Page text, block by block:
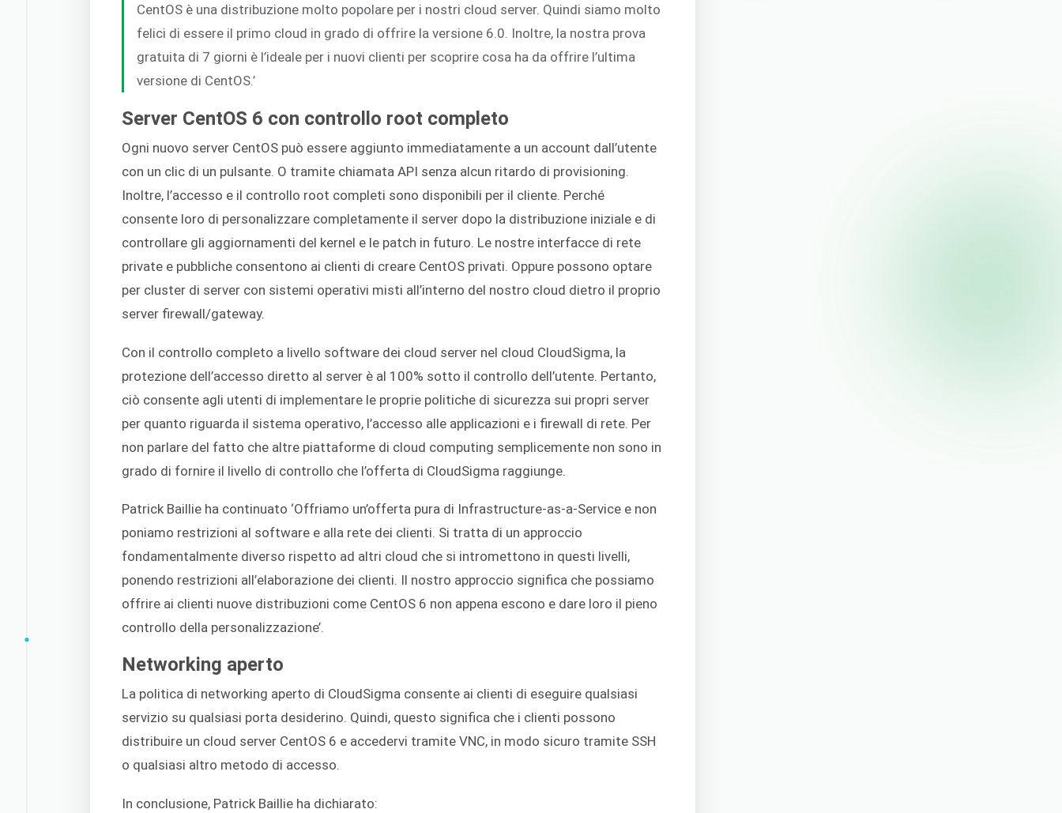
CentOS è una distribuzione molto popolare per i nostri cloud server. Quindi siamo molto
felici di essere il primo cloud in grado di offrire la versione 6.0. Inoltre, la nostra prova
gratuita di 7 giorni è l’ideale per i nuovi clienti per scoprire cosa ha da offrire l’ultima
versione di CentOS.’
Server CentOS 6 con controllo root completo
Ogni nuovo server CentOS può essere aggiunto immediatamente a un account dall’utente
con un clic di un pulsante. O tramite chiamata API senza alcun ritardo di provisioning.
Inoltre, l’accesso e il controllo root completi sono disponibili per il cliente. Perché
consente loro di personalizzare completamente il server dopo la distribuzione iniziale e di
controllare gli aggiornamenti del kernel e le patch in futuro. Le nostre interfacce di rete
private e pubbliche consentono ai clienti di creare CentOS privati. Oppure possono optare
per cluster di server con sistemi operativi misti all’interno del nostro cloud dietro il proprio
server firewall/gateway.
Con il controllo completo a livello software dei cloud server nel cloud CloudSigma, la
protezione dell’accesso diretto al server è al 100% sotto il controllo dell’utente. Pertanto,
ciò consente agli utenti di implementare le proprie politiche di sicurezza sui propri server
per quanto riguarda il sistema operativo, l’accesso alle applicazioni e i firewall di rete. Per
non parlare del fatto che altre piattaforme di cloud computing semplicemente non sono in
grado di fornire il livello di controllo che l’offerta di CloudSigma raggiunge.
Patrick Baillie ha continuato ‘Offriamo un’offerta pura di Infrastructure-as-a-Service e non
poniamo restrizioni al software e alla rete dei clienti. Si tratta di un approccio
fondamentalmente diverso rispetto ad altri cloud che si intromettono in questi livelli,
ponendo restrizioni all’elaborazione dei clienti. Il nostro approccio significa che possiamo
offrire ai clienti nuove distribuzioni come CentOS 6 non appena escono e dare loro il pieno
controllo della personalizzazione’.
Networking aperto
La politica di networking aperto di CloudSigma consente ai clienti di eseguire qualsiasi
servizio su qualsiasi porta desiderino. Quindi, questo significa che i clienti possono
distribuire un cloud server CentOS 6 e accedervi tramite VNC, in modo sicuro tramite SSH
o qualsiasi altro metodo di accesso.
In conclusione, Patrick Baillie ha dichiarato: